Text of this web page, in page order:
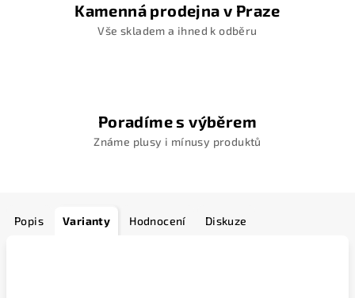
Kamenná prodejna v Praze
Vše skladem a ihned k odběru
Poradíme s výběrem
Známe plusy i mínusy produktů
Popis Varianty Hodnocení Diskuze